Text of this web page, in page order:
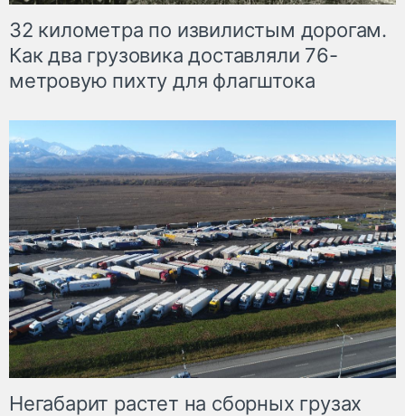
32 километра по извилистым дорогам.
Как два грузовика доставляли 76-
метровую пихту для флагштока
Негабарит растет на сборных грузах